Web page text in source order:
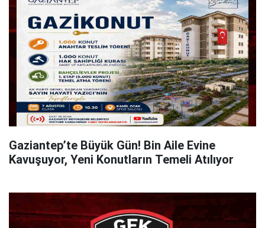
Gaziantep’te Büyük Gün! Bin Aile Evine
Kavuşuyor, Yeni Konutların Temeli Atılıyor